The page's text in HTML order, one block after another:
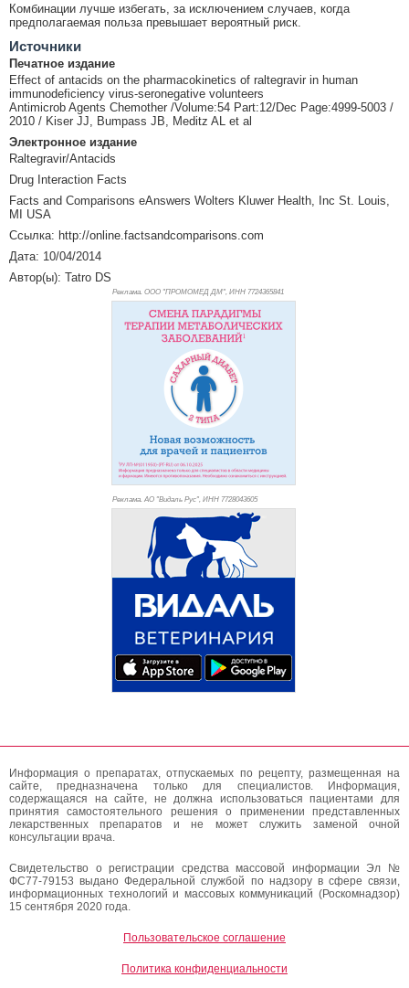
Комбинации лучше избегать, за исключением случаев, когда
предполагаемая польза превышает вероятный риск.
Источники
Печатное издание
Effect of antacids on the pharmacokinetics of raltegravir in human
immunodeficiency virus-seronegative volunteers
Antimicrob Agents Chemother /Volume:54 Part:12/Dec Page:4999-5003 /
2010 / Kiser JJ, Bumpass JB, Meditz AL et al
Электронное издание
Raltegravir/Antacids
Drug Interaction Facts
Facts and Comparisons eAnswers Wolters Kluwer Health, Inc St. Louis,
MI USA
Ссылка: http://online.factsandcomparisons.com
Дата: 10/04/2014
Автор(ы): Tatro DS
Реклама. ООО "ПРОМОМЕД ДМ", ИНН 7724365841
Реклама. АО "Видаль Рус", ИНН 7728043605
Информация о препаратах, отпускаемых по рецепту, размещенная на
сайте, предназначена только для специалистов. Информация,
содержащаяся на сайте, не должна использоваться пациентами для
принятия самостоятельного решения о применении представленных
лекарственных препаратов и не может служить заменой очной
консультации врача.
Свидетельство о регистрации средства массовой информации Эл №
ФС77-79153 выдано Федеральной службой по надзору в сфере связи,
информационных технологий и массовых коммуникаций (Роскомнадзор)
15 сентября 2020 года.
Пользовательское соглашение
Политика конфиденциальности